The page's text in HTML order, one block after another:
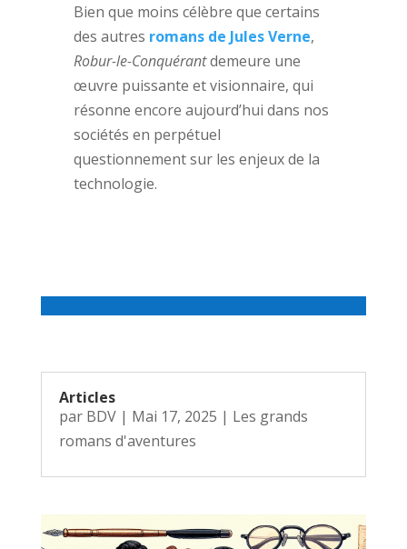
Bien que moins célèbre que certains
des autres romans de Jules Verne,
Robur-le-Conquérantdemeure une
œuvre puissante et visionnaire, qui
résonne encore aujourd’hui dans nos
sociétés en perpétuel
questionnement sur les enjeux de la
technologie.
Articles
par BDV| Mai 17, 2025 | Les grands
romans d'aventures